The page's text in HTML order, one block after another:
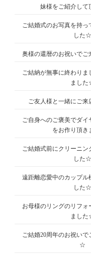
妹様をご紹介し
ご結婚式のお写真を持っ
した☆
奥様の還暦のお祝いで
ご結納が無事に終わりま
まし
ご友人様と一緒にご
ご自身へのご褒美でダイ
をお作り頂
ご結婚式前にクリーニン
した☆
遠距離恋愛中のカップル
した☆
お母様のリングのリフォ
まし
ご結婚20周年のお祝いで
☆